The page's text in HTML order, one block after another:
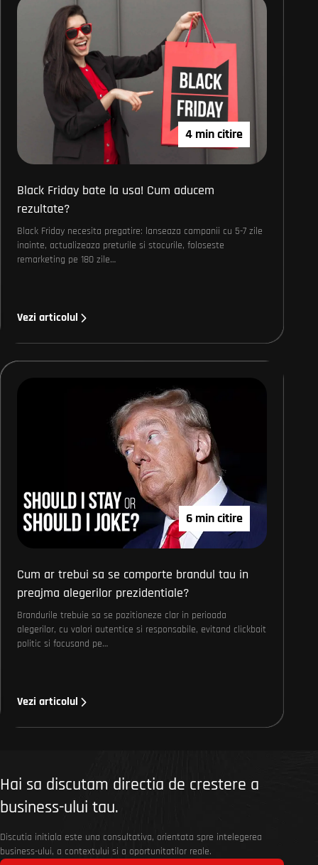
4 min citire
Black Friday bate la usa! Cum aducem
rezultate?
Black Friday necesita pregatire: lanseaza campanii cu 5-7 zile
inainte, actualizeaza preturile si stocurile, foloseste
remarketing pe 180 zile…
Vezi articolul
6 min citire
Cum ar trebui sa se comporte brandul tau in
preajma alegerilor prezidentiale?
Brandurile trebuie sa se pozitioneze clar in perioada
alegerilor, cu valori autentice si responsabile, evitand clickbait
politic si focusand pe…
Vezi articolul
Hai sa discutam directia de crestere a
business-ului tau.
Discutia initiala este una consultativa, orientata spre intelegerea
business-ului, a contextului si a oportunitatilor reale.